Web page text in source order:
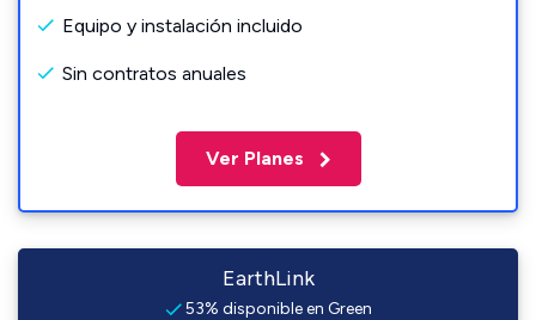
Equipo y instalación incluido
Sin contratos anuales
Ver Planes
EarthLink
53% disponible en Green